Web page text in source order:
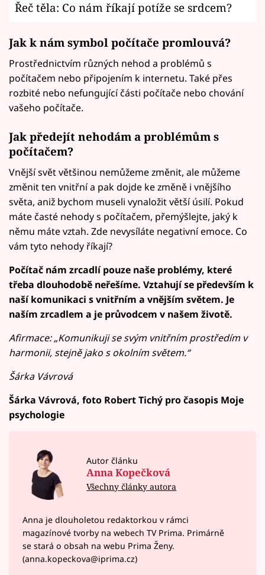
Řeč těla: Co nám říkají potíže se srdcem?
Jak k nám symbol počítače promlouvá?
Prostřednictvím různých nehod a problémů s
počítačem nebo připojením k internetu. Také přes
rozbité nebo nefungující části počítače nebo chování
vašeho počítače.
Jak předejít nehodám a problémům s
počítačem?
Vnější svět většinou nemůžeme změnit, ale můžeme
změnit ten vnitřní a pak dojde ke změně i vnějšího
světa, aniž bychom museli vynaložit větší úsilí. Pokud
máte časté nehody s počítačem, přemýšlejte, jaký k
němu máte vztah. Zde nevysíláte negativní emoce. Co
vám tyto nehody říkají?
Počítač nám zrcadlí pouze naše problémy, které
třeba dlouhodobě neřešíme. Vztahují se především k
naší komunikaci s vnitřním a vnějším světem. Je
naším zrcadlem a je průvodcem v našem životě.
Afirmace: „Komunikuji se svým vnitřním prostředím v
harmonii, stejně jako s okolním světem.“
Šárka Vávrová
Šárka Vávrová, foto Robert Tichý pro časopis Moje
psychologie
Autor článku
Anna Kopečková
Všechny články autora
Anna je dlouholetou redaktorkou v rámci
magazínové tvorby na webech TV Prima. Primárně
se stará o obsah na webu Prima Ženy.
(anna.kopeckova@iprima.cz)